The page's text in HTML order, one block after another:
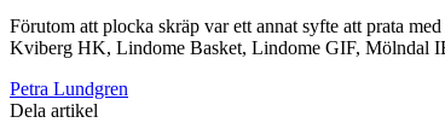
Förutom att plocka skräp var ett annat syfte att prata
Kviberg HK, Lindome Basket, Lindome GIF, Mölndal
Petra Lundgren
Dela artikel